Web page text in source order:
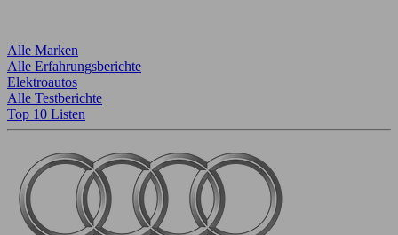
Alle Marken
Alle Erfahrungsberichte
Elektroautos
Alle Testberichte
Top 10 Listen